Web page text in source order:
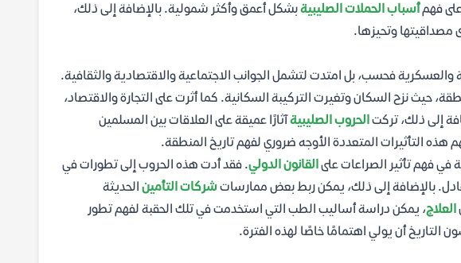
فهمأسباب الحملات الصليبيةبشكل أعمق وأكثر شمولية. بالإضافة إلى ذلك،
مصداقيتها وتحيزها.
والعسكرية فحسب، بل امتدت لتشمل الجوانب الاجتماعية والاقتصادية والثقافية.
حيث نزح السكان وتغيرت التركيبة السكانية. كما أثرت على التجارة والاقتصاد،
إلى ذلك، تركتالحروب الصليبيةآثارًا عميقة على العلاقات بين المسلمين
هذه التأثيرات المتعددة الأوجه ضروري لفهم تاريخ المنطقة.
في فهم تأثير الصراعات علىالقانون الدولي. فقد أدت هذه الحروب إلى تطورات في
بالإضافة إلى ذلك، يمكن ربط بعض ممارساتشركات التأمين الحديثة
العلاج، يمكن دراسة أساليب الطب التي استخدمت في تلك الحقبة لفهم تطور
التاريخ أن يولي اهتمامًا خاصًا لهذه الفترة.